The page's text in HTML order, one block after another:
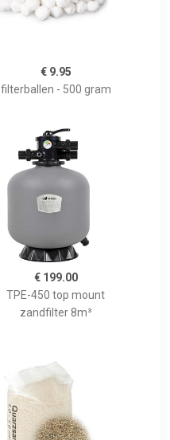
€ 9.95
filterballen - 500 gram
€ 199.00
TPE-450 top mount
zandfilter 8m³